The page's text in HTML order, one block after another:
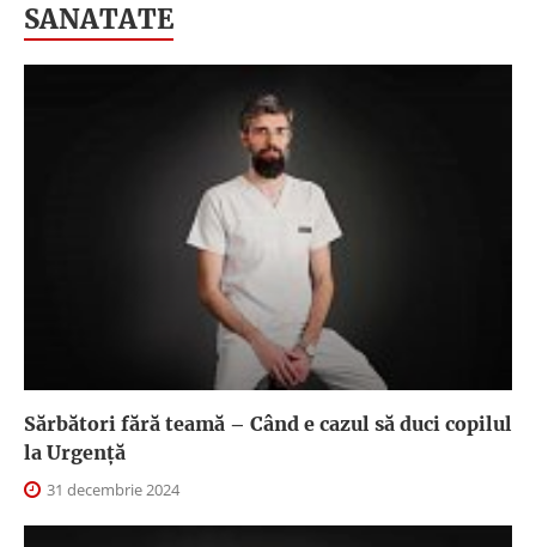
SANATATE
Sărbători fără teamă – Când e cazul să duci copilul
la Urgență
31 decembrie 2024